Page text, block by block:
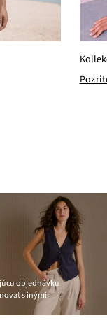
objednávku
s inými